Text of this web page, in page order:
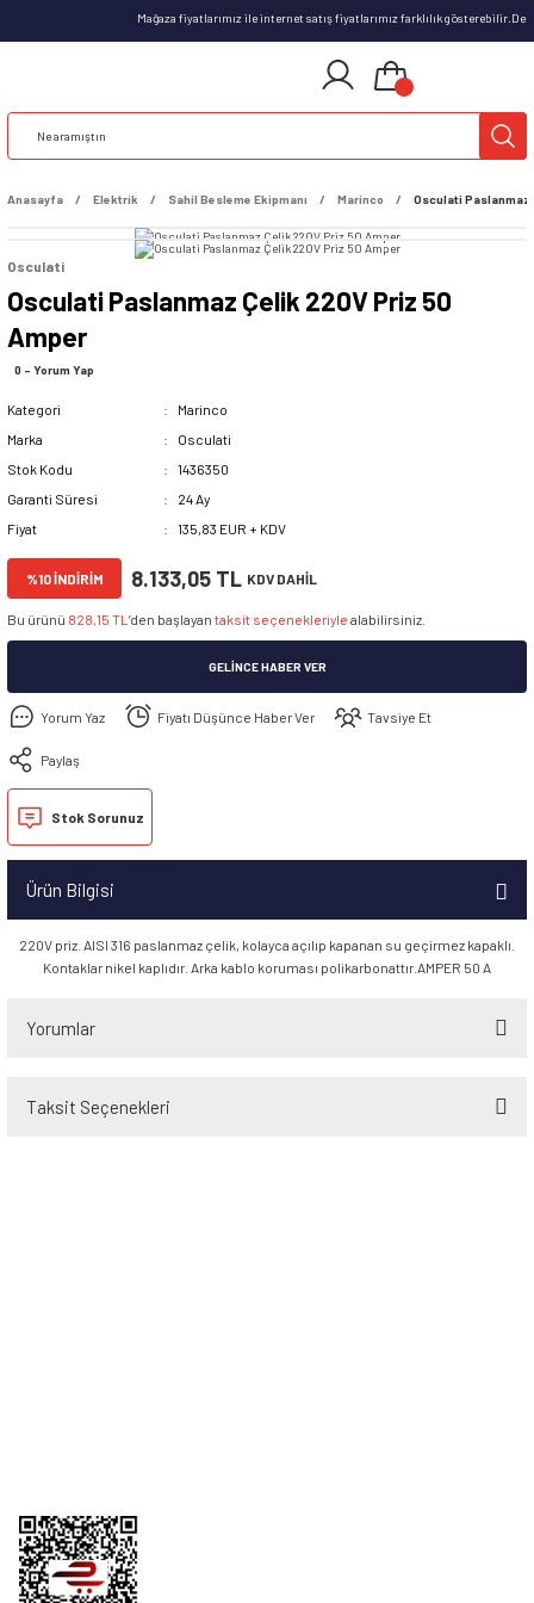
Mağaza fiyatlarımız ile internet satış fiyatlarımız farklılık
Anasayfa Elektrik Sahil Besleme Ekipmanı Marinco Osculati Paslanmaz
Osculati
Osculati Paslanmaz Çelik 220V Priz 50
Amper
0 - Yorum Yap
Kategori
Marinco
Marka
Osculati
Stok Kodu
1436350
Garanti Süresi
24 Ay
Fiyat
135,83 EUR + KDV
%10 İNDİRİM 8.133,05 TL KDV DAHİL
Bu ürünü 828,15 TL ’den başlayan taksit seçenekleriyle alabilirsiniz.
GELINCE HABER VER
Yorum Yaz Fiyatı Düşünce Haber Ver Tavsiye Et
Paylaş
Stok Sorunuz
Ürün Bilgisi
220V priz. AISI 316 paslanmaz çelik, kolayca açılıp kapanan su geçirmez kapaklı.
Kontaklar nikel kaplıdır. Arka kablo koruması polikarbonattır.AMPER 50 A
Yorumlar
Taksit Seçenekleri